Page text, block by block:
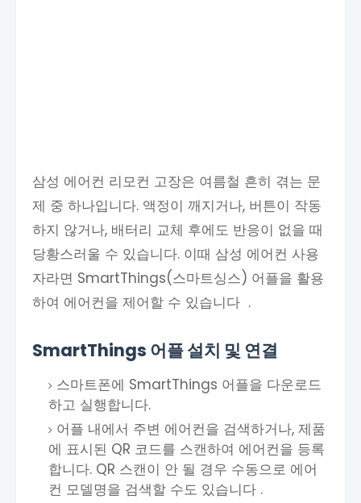
삼성 에어컨 리모컨 고장은 여름철 흔히 겪는 문
제 중 하나입니다. 액정이 깨지거나, 버튼이 작동
하지 않거나, 배터리 교체 후에도 반응이 없을 때
당황스러울 수 있습니다. 이때 삼성 에어컨 사용
자라면 SmartThings(스마트싱스) 어플을 활용
하여 에어컨을 제어할 수 있습니다 .
SmartThings 어플 설치 및 연결
스마트폰에 SmartThings 어플을 다운로드
하고 실행합니다.
어플 내에서 주변 에어컨을 검색하거나, 제품
에 표시된 QR 코드를 스캔하여 에어컨을 등록
합니다. QR 스캔이 안 될 경우 수동으로 에어
컨 모델명을 검색할 수도 있습니다 .